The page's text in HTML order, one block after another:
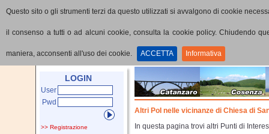
Questo sito o gli strumenti terzi da questo utilizzati si avvalgono di cookie
il consenso a tutti o ad alcuni cookie, consulta la cookie policy. Chiudendo
maniera, acconsenti all'uso dei cookie. ACCETTA Informativa
Dettaglio PoI
LOGIN
User
Pwd
>> Registrazione
Altri PoI nelle vicinanze di Chiesa di
In questa pagina trovi altri Punti di